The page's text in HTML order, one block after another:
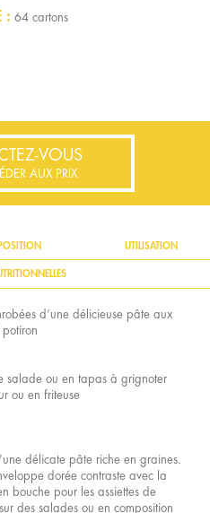
64 cartons
VOUS
AUX PRIX
UTILISATION
d’une délicieuse pâte aux
salade ou en tapas à grignoter
ou en friteuse
délicate pâte riche en graines.
dorée contraste avec la
bouche pour les assiettes de
des salades ou en composition